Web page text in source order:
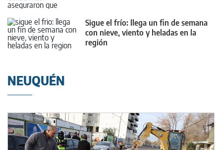
Sigue el frío: llega un fin de semana
con nieve, viento y heladas en la
región
NEUQUÉN